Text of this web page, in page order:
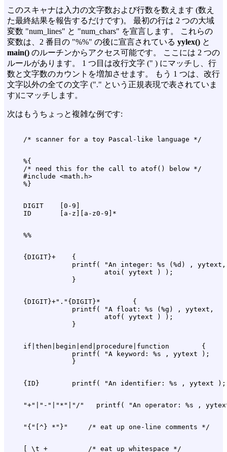
このスキャナは入力の文字数および行数を数えます (数え
た最終結果を報告するだけです)。 最初の行は 2 つの大域
変数 "num_lines" と "num_chars" を宣言します。 これらの
変数は、2 番目の "%%" の後に宣言されている yylex() と
main() のルーチンからアクセス可能です。 ここには 2 つの
ルールがあります。 1 つ目は改行文字 (" ) にマッチし、行
数と文字数のカウントを増加させます。 もう 1 つは、改行
文字以外の全ての文字 ("." という正規表現で表されていま
す)にマッチします。
次はもうちょっと複雑な例です:
    %{
    /* need this for the call to atof() below */
    #include <math.h>
    DIGIT    [0-9]
    {DIGIT}+    {
                printf( "An integer: %s (%d) , yytext,
                        atoi( yytext ) );
    {DIGIT}+"."{DIGIT}*        {
                printf( "A float: %s (%g) , yytext,
                        atof( yytext ) );
    if|then|begin|end|procedure|function        {
                printf( "A keyword: %s , yytext );